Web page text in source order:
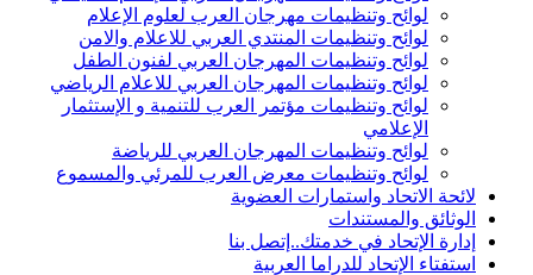
لوائح وتنظيمات مهرجان العرب لعلوم الإعلام
لوائح وتنظيمات المنتدي العربي للاعلام والامن
لوائح وتنظيمات المهرجان العربي لفنون الطفل
لوائح وتنظيمات المهرجان العربي للاعلام الرياضي
لوائح وتنظيمات مؤتمر العرب للتنمية و الإستثمار
الإعلامي
لوائح وتنظيمات المهرجان العربي للرياضة
لوائح وتنظيمات معرض العرب للمرئي والمسموع
لائحة الاتحاد واستمارات العضوية
الوثائق والمستندات
إدارة الإتحاد في خدمتك..إتصل بنا
استفتاء الإتحاد للدراما العربية